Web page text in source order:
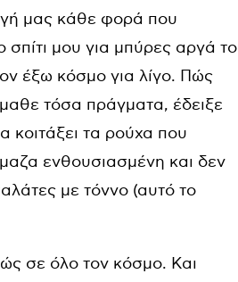
μας κάθε φορά που
μου για μπύρες αργά το
έξω κόσμο για λίγο. Πώς
τόσα πράγματα, έδειξε
κοιτάξει τα ρούχα που
ενθουσιασμένη και δεν
με τόννο (αυτό το
σε όλο τον κόσμο. Και